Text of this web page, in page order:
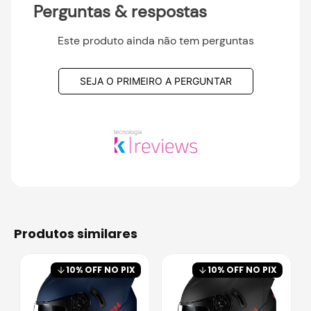
Perguntas & respostas
Este produto ainda não tem perguntas
SEJA O PRIMEIRO A PERGUNTAR
produtos similares
10% OFF NO PIX 10% OFF NO PIX